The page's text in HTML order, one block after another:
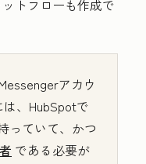
トフローも作成で
アカウ
、HubSpotで
っていて、かつ
である必要が